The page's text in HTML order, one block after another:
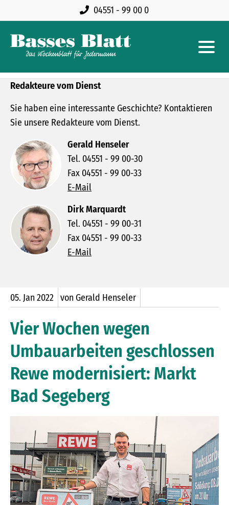
04551 - 99 00 0
Redakteure vom Dienst
Sie haben eine interessante Geschichte? Kontaktieren
Sie unsere Redakteure vom Dienst.
Gerald Henseler
Tel. 04551 - 99 00-30
Fax 04551 - 99 00-33
E-Mail
Dirk Marquardt
Tel. 04551 - 99 00-31
Fax 04551 - 99 00-33
E-Mail
05. Jan2022 von Gerald Henseler
Vier Wochen wegen
Umbauarbeiten geschlossen
Rewe modernisiert: Markt
Bad Segeberg